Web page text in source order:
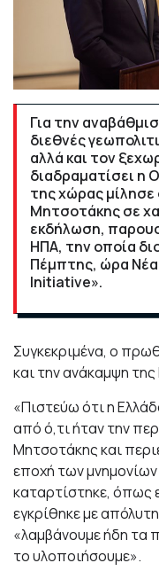
Για την
διεθνές
αλλά και τον
διαδραματίσει η
της χώρας
Μητσοτάκης σε
εκδήλωση,
ΗΠΑ, την οποία
Πέμπτης, ώρα
Initiative».
Συγκεκριμένα, ο
και την ανάκαμψη
«Πιστεύω ότι η
από ό,τι ήταν την
Μητσοτάκης και
εποχή των
καταρτίστηκε, όπως
εγκρίθηκε με
«λαμβάνουμε ήδη τα
το υλοποιήσουμε».